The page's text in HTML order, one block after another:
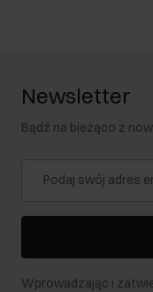
Newsletter
Bądź na bieżąco z
Wprowadzając i